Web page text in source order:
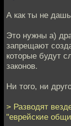
А как ты не
Это нужны а)
запрещают
которые будут
законов.
Ни того, ни
> Разводят
"еврейские